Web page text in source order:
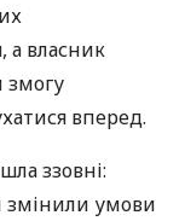
а власник
змогу
вперед.
ззовні:
змінили умови